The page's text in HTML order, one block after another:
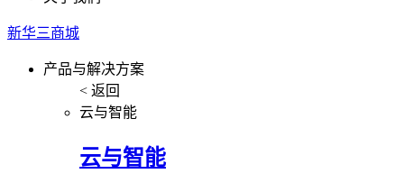
新华三商城
产品与解决方案
< 返回
云与智能
云与智能